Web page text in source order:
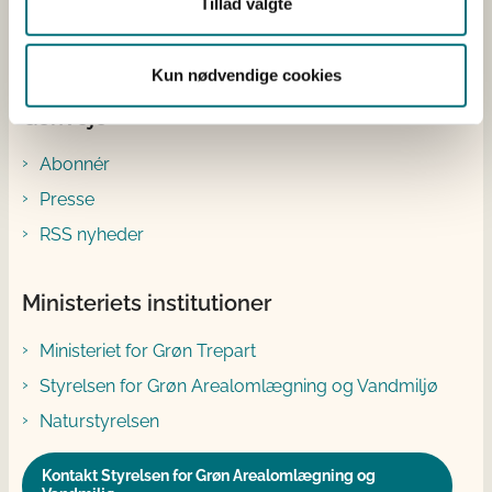
Kun nødvendige cookies
Instagram
Genveje
Abonnér
Presse
RSS nyheder
Ministeriets institutioner
Ministeriet for Grøn Trepart
Styrelsen for Grøn Arealomlægning og Vandmiljø
Naturstyrelsen
Kontakt Styrelsen for Grøn Arealomlægning og